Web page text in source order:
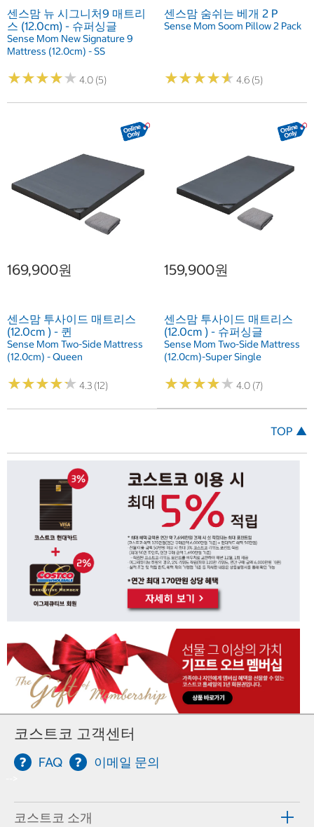
센스맘 뉴 시그니처9 매트리
스 (12.0cm) - 슈퍼싱글
Sense Mom New Signature 9
Mattress (12.0cm) - SS
★★★★★
★★★★★ 4.0 (5)
센스맘 숨쉬는 베개 2 P
Sense Mom Soom Pillow 2 Pack
★★★★★
★★★★★ 4.6 (5)
169,900원
센스맘 투사이드 매트리스
(12.0cm ) - 퀸
Sense Mom Two-Side Mattress
(12.0cm) - Queen
★★★★★
★★★★★ 4.3 (12)
159,900원
센스맘 투사이드 매트리스
(12.0cm ) - 슈퍼싱글
Sense Mom Two-Side Mattress
(12.0cm)-Super Single
★★★★★
★★★★★ 4.0 (7)
TOP ▲
코스트코 고객센터
FAQ 이메일 문의
코스트코 소개